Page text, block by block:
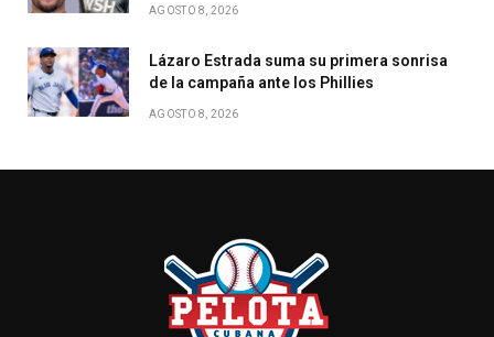
AGOSTO 8, 2026
Lázaro Estrada suma su primera sonrisa
de la campaña ante los Phillies
AGOSTO 8, 2026